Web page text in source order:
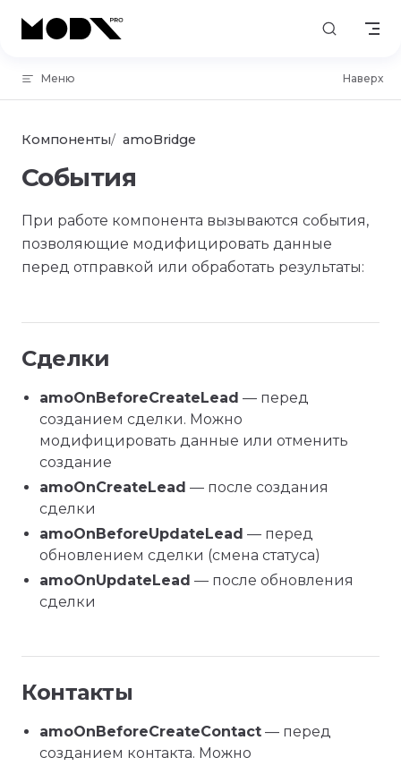
Skip to content
Меню Наверх
Компоненты amoBridge
События
При работе компонента вызываются события,
позволяющие модифицировать данные
перед отправкой или обработать результаты:
Сделки
amoOnBeforeCreateLead — перед
созданием сделки. Можно
модифицировать данные или отменить
создание
amoOnCreateLead — после создания
сделки
amoOnBeforeUpdateLead — перед
обновлением сделки (смена статуса)
amoOnUpdateLead — после обновления
сделки
Контакты
amoOnBeforeCreateContact — перед
созданием контакта. Можно